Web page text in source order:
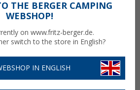
THE BERGER CAMPING
WEBSHOP!
on www.fritz-berger.de.
switch to the store in English?
IN ENGLISH